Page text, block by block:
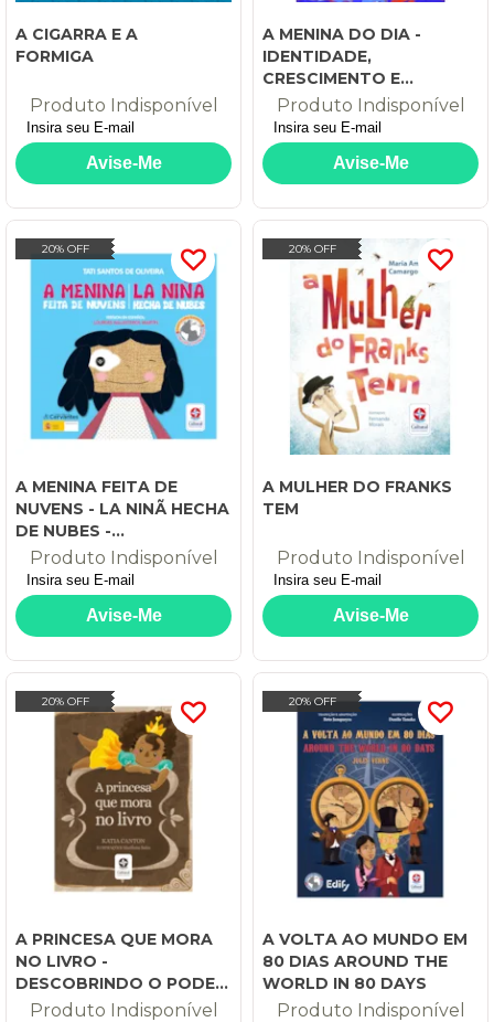
A CIGARRA E A
FORMIGA
Produto Indisponível
A MENINA DO DIA -
IDENTIDADE,
CRESCIMENTO E
AMIZADE - UMA NOVELA
INFANTOJUVENIL
Produto Indisponível
20% OFF
A MENINA FEITA DE
NUVENS - LA NINÃ HECHA
DE NUBES -
EXCLUSIVIDADE DISAL
Produto Indisponível
20% OFF
A MULHER DO FRANKS
TEM
Produto Indisponível
20% OFF
A PRINCESA QUE MORA
NO LIVRO -
DESCOBRINDO O PODER
DAS PALAVRAS!
Produto Indisponível
20% OFF
A VOLTA AO MUNDO EM
80 DIAS AROUND THE
WORLD IN 80 DAYS
Produto Indisponível